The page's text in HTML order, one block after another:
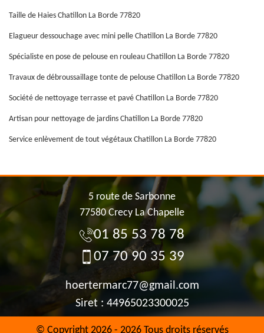
Taille de Haies Chatillon La Borde 77820
Elagueur dessouchage avec mini pelle Chatillon La Borde 77820
Spécialiste en pose de pelouse en rouleau Chatillon La Borde 77820
Travaux de débroussaillage tonte de pelouse Chatillon La Borde 77820
Société de nettoyage terrasse et pavé Chatillon La Borde 77820
Artisan pour nettoyage de jardins Chatillon La Borde 77820
Service enlèvement de tout végétaux Chatillon La Borde 77820
5 route de Sarbonne
77580 Crecy La Chapelle
01 85 53 78 78
07 70 90 35 39
hoertermarc77@gmail.com
Siret : 44965023300025
© Copyright 2026 - 2026 Tous droits réservés